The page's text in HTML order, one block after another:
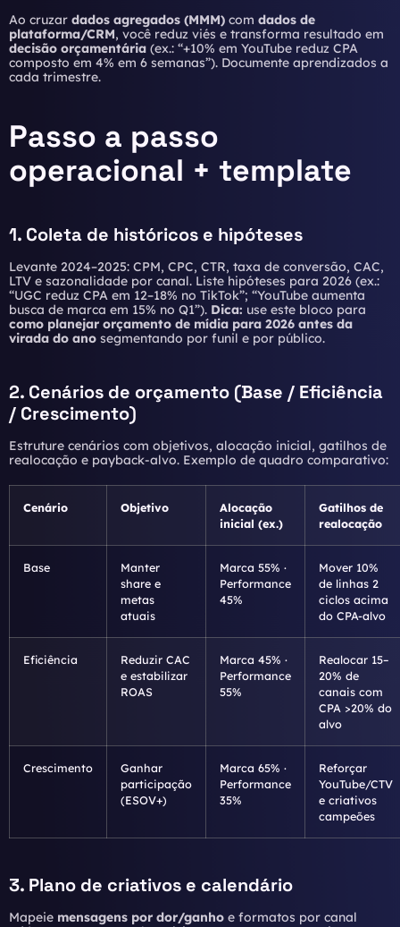
Ao cruzar dados agregados (MMM) com dados de
plataforma/CRM, você reduz viés e transforma resultado em
decisão orçamentária (ex.: “+10% em YouTube reduz CPA
composto em 4% em 6 semanas”). Documente aprendizados a
cada trimestre.
Passo a passo
operacional + template
1. Coleta de históricos e hipóteses
Levante 2024–2025: CPM, CPC, CTR, taxa de conversão, CAC,
LTV e sazonalidade por canal. Liste hipóteses para 2026 (ex.:
“UGC reduz CPA em 12–18% no TikTok”; “YouTube aumenta
busca de marca em 15% no Q1”). Dica: use este bloco para
como planejar orçamento de mídia para 2026 antes da
virada do ano segmentando por funil e por público.
2. Cenários de orçamento (Base / Eficiência
/ Crescimento)
Estruture cenários com objetivos, alocação inicial, gatilhos de
realocação e payback-alvo. Exemplo de quadro comparativo:
Cenário Objetivo
Alocação
inicial (ex.)
Gatilhos de
realocação
Base
Manter
share e
metas
atuais
Marca 55% ·
Performance
45%
Mover 10%
de linhas 2
ciclos acima
do CPA-alvo
Eficiência
Reduzir CAC
e estabilizar
ROAS
Marca 45% ·
Performance
55%
Realocar 15–
20% de
canais com
CPA >20% do
alvo
Crescimento
Ganhar
participação
(ESOV+)
Marca 65% ·
Performance
35%
Reforçar
YouTube/CTV
e criativos
campeões
3. Plano de criativos e calendário
Mapeie mensagens por dor/ganho e formatos por canal